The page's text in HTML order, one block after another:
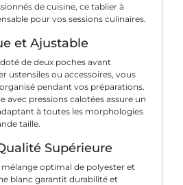
de cuisine, ce tablier à
pour vos sessions culinaires.
et Ajustable
de deux poches avant
ustensiles ou accessoires, vous
pendant vos préparations.
avec pressions calotées assure un
à toutes les morphologies
taille.
Supérieure
optimal de polyester et
blanc garantit durabilité et